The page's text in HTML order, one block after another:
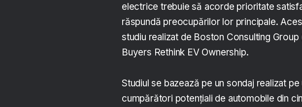
electrice trebuie să acorde prioritate
răspundă preocupărilor lor principale.
studiu realizat de Boston Consulting Group
Buyers Rethink EV Ownership.
Studiul se bazează pe un sondaj realizat
cumpărători potențiali de automobile din